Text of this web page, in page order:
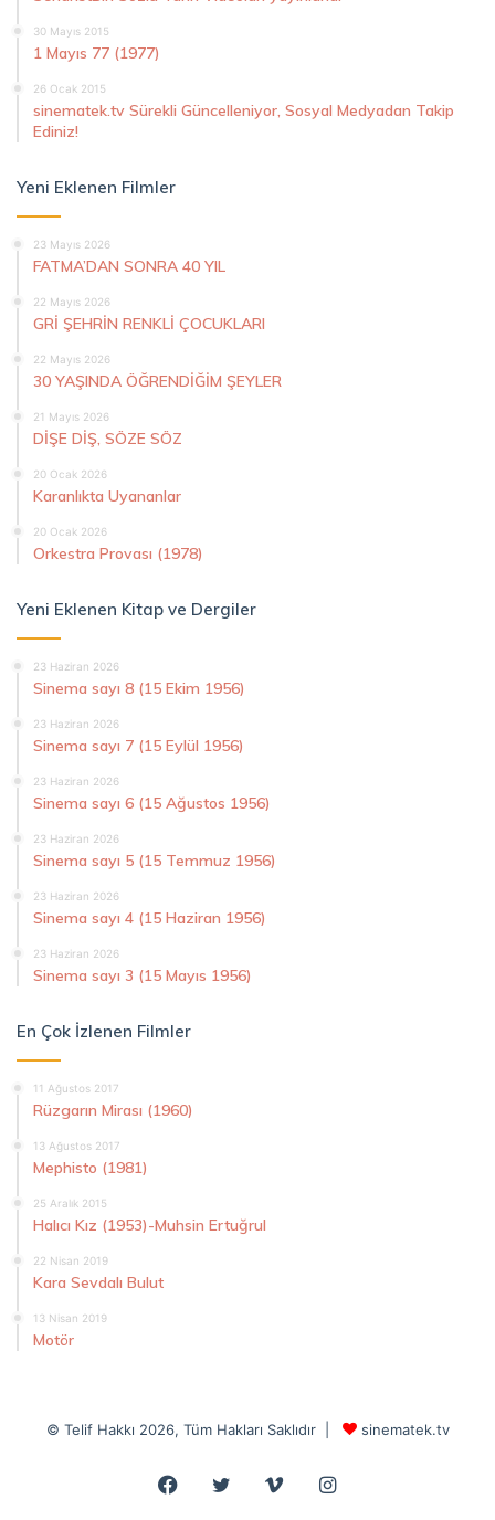
30 Mayıs 2015
1 Mayıs 77 (1977)
26 Ocak 2015
sinematek.tv Sürekli Güncelleniyor, Sosyal Medyadan Takip
Ediniz!
Yeni Eklenen Filmler
23 Mayıs 2026
FATMA’DAN SONRA 40 YIL
22 Mayıs 2026
GRİ ŞEHRİN RENKLİ ÇOCUKLARI
22 Mayıs 2026
30 YAŞINDA ÖĞRENDİĞİM ŞEYLER
21 Mayıs 2026
DİŞE DİŞ, SÖZE SÖZ
20 Ocak 2026
Karanlıkta Uyananlar
20 Ocak 2026
Orkestra Provası (1978)
Yeni Eklenen Kitap ve Dergiler
23 Haziran 2026
Sinema sayı 8 (15 Ekim 1956)
23 Haziran 2026
Sinema sayı 7 (15 Eylül 1956)
23 Haziran 2026
Sinema sayı 6 (15 Ağustos 1956)
23 Haziran 2026
Sinema sayı 5 (15 Temmuz 1956)
23 Haziran 2026
Sinema sayı 4 (15 Haziran 1956)
23 Haziran 2026
Sinema sayı 3 (15 Mayıs 1956)
En Çok İzlenen Filmler
11 Ağustos 2017
Rüzgarın Mirası (1960)
13 Ağustos 2017
Mephisto (1981)
25 Aralık 2015
Halıcı Kız (1953)-Muhsin Ertuğrul
22 Nisan 2019
Kara Sevdalı Bulut
13 Nisan 2019
Motör
© Telif Hakkı 2026, Tüm Hakları Saklıdır | sinematek.tv
Facebook
Twitter VimeoInstagram